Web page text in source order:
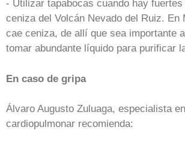
- Utilizar tapabocas cuando hay
ceniza del Volcán Nevado del Ruiz. En
cae ceniza, de allí que sea importante
tomar abundante líquido para purificar
En caso de gripa
Álvaro Augusto Zuluaga, especialista
cardiopulmonar recomienda: